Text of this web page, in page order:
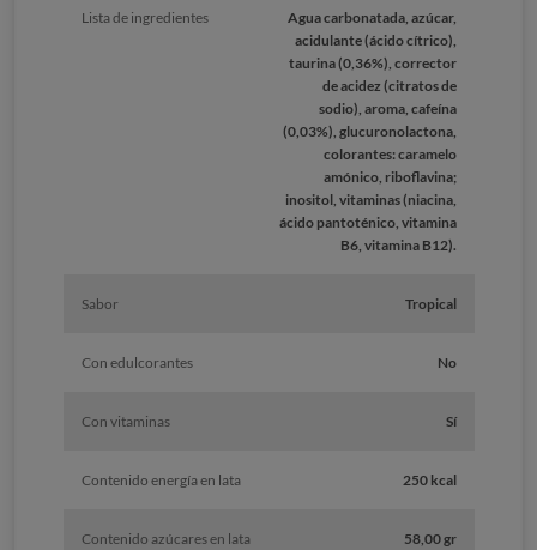
Lista de ingredientes
Agua carbonatada, azúcar,
acidulante (ácido cítrico),
taurina (0,36%), corrector
de acidez (citratos de
sodio), aroma, cafeína
(0,03%), glucuronolactona,
colorantes: caramelo
amónico, riboflavina;
inositol, vitaminas (niacina,
ácido pantoténico, vitamina
B6, vitamina B12).
Sabor Tropical
Con edulcorantes No
Con vitaminas Sí
Contenido energía en lata 250 kcal
Contenido azúcares en lata 58,00 gr